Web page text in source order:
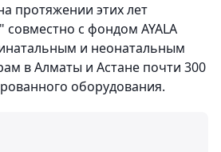
протяжении этих лет
с фондом AYALA
и неонатальным
в Алматы и Астане почти 300
оборудования.